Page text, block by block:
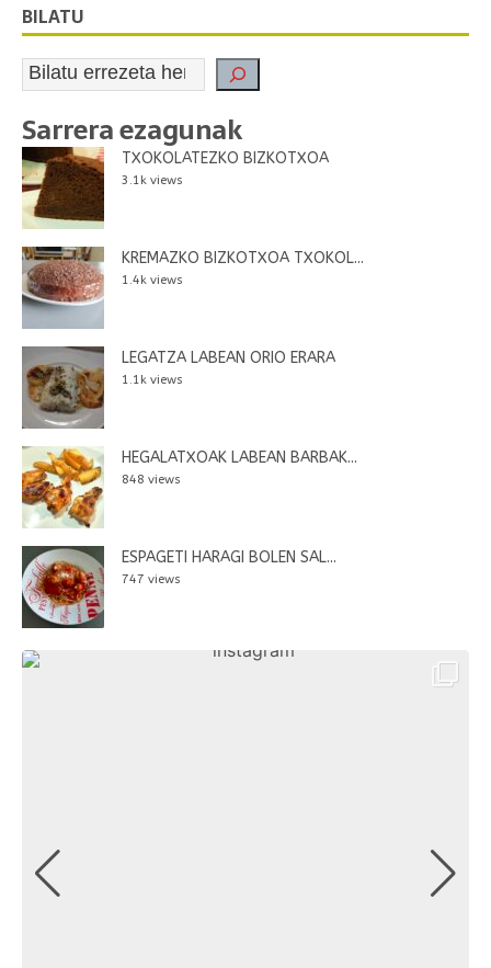
BILATU
Sarrera ezagunak
TXOKOLATEZKO BIZKOTXOA
3.1k views
KREMAZKO BIZKOTXOA TXOKOL...
1.4k views
LEGATZA LABEAN ORIO ERARA
1.1k views
HEGALATXOAK LABEAN BARBAK...
848 views
ESPAGETI HARAGI BOLEN SAL...
747 views